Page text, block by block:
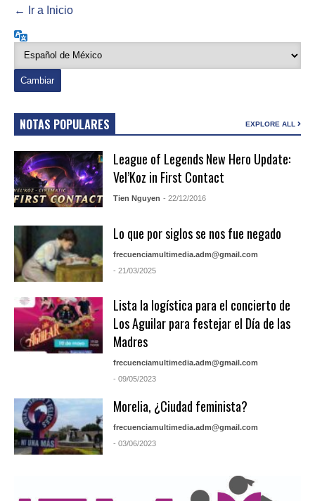
← Ir a Inicio
NOTAS POPULARES EXPLORE ALL
League of Legends New Hero Update:
Vel’Koz in First Contact
Tien Nguyen - 22/12/2016
Lo que por siglos se nos fue negado
frecuenciamultimedia.adm@gmail.com
- 21/03/2025
Lista la logística para el concierto de
Los Aguilar para festejar el Día de las
Madres
frecuenciamultimedia.adm@gmail.com
- 09/05/2023
Morelia, ¿Ciudad feminista?
frecuenciamultimedia.adm@gmail.com
- 03/06/2023